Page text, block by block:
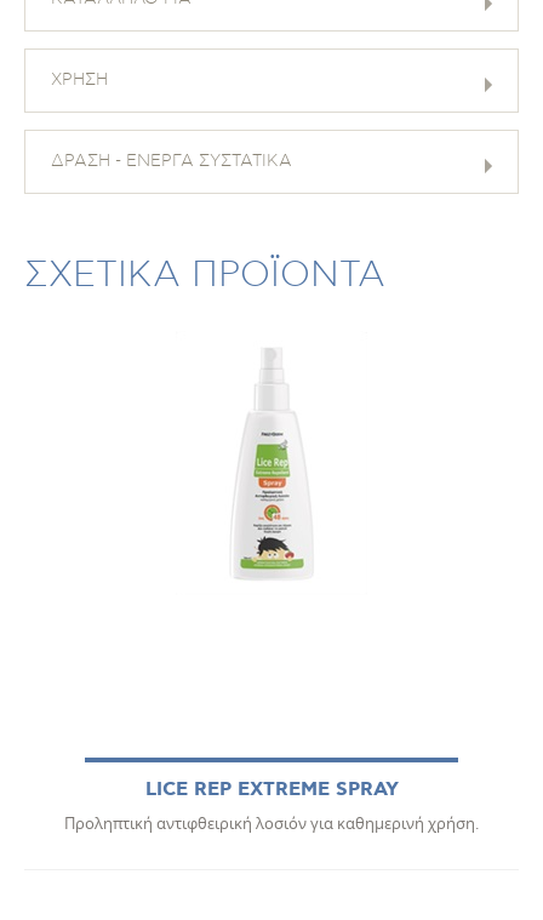
ΧΡΗΣΗ
ΔΡΑΣΗ - ΕΝΕΡΓΑ ΣΥΣΤΑΤΙΚΑ
ΣΧΕΤΙΚΑ ΠΡΟΪΟΝΤΑ
LICE REP EXTREME SPRAY
Προληπτική αντιφθειρική λοσιόν για καθημερινή χρήση.